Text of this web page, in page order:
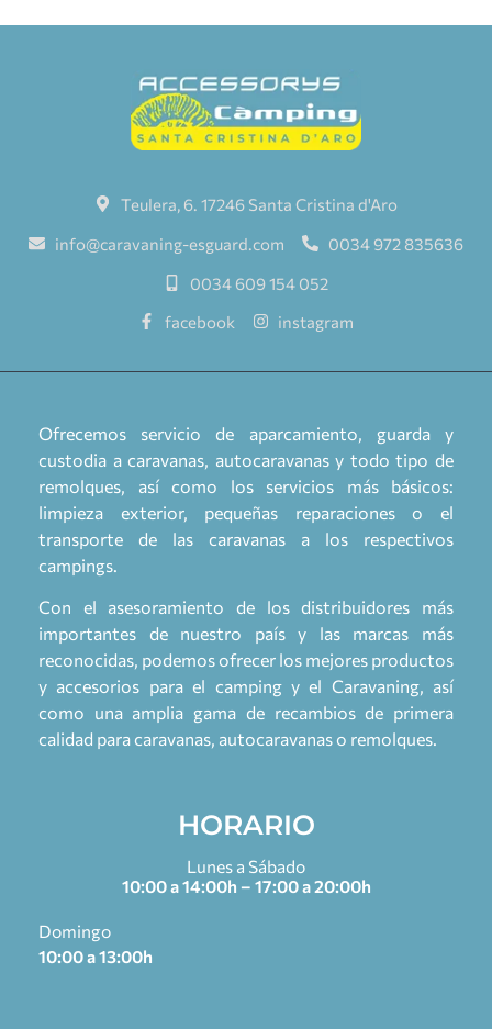
Teulera, 6. 17246 Santa Cristina d'Aro
info@caravaning-esguard.com
0034 972 835636
0034 609 154 052
facebook
instagram
Ofrecemos servicio de aparcamiento, guarda y
custodia a caravanas, autocaravanas y todo tipo de
remolques, así como los servicios más básicos:
limpieza exterior, pequeñas reparaciones o el
transporte de las caravanas a los respectivos
campings.
Con el asesoramiento de los distribuidores más
importantes de nuestro país y las marcas más
reconocidas, podemos ofrecer los mejores productos
y accesorios para el camping y el Caravaning, así
como una amplia gama de recambios de primera
calidad para caravanas, autocaravanas o remolques.
HORARIO
Lunes a Sábado
10:00 a 14:00h – 17:00 a 20:00h
Domingo
10:00 a 13:00h